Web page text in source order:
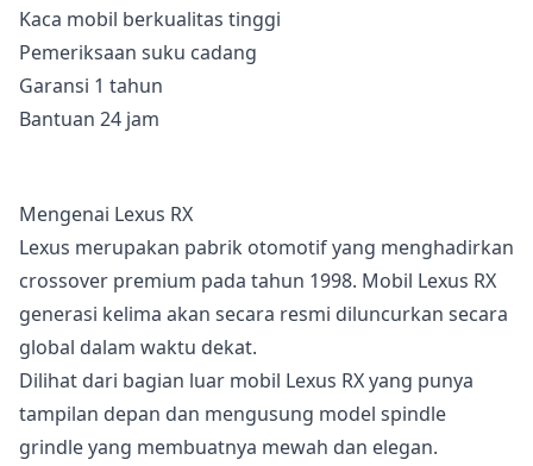
Kaca mobil berkualitas tinggi
Pemeriksaan suku cadang
Garansi 1 tahun
Bantuan 24 jam
Mengenai Lexus RX
Lexus merupakan pabrik otomotif yang menghadirkan
crossover premium pada tahun 1998. Mobil Lexus RX
generasi kelima akan secara resmi diluncurkan secara
global dalam waktu dekat.
Dilihat dari bagian luar mobil Lexus RX yang punya
tampilan depan dan mengusung model spindle
grindle yang membuatnya mewah dan elegan.